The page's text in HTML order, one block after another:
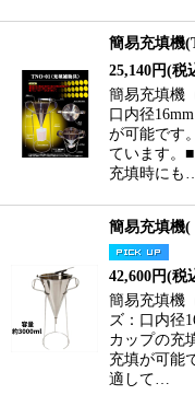
簡易充填機
25,140円(税
簡易充填機
口内径
が可能です
ています。
充填時にも
簡易充填機(
42,600円(税
簡易充填機
ズ：口内径
カップの充
充填が可能
適して…